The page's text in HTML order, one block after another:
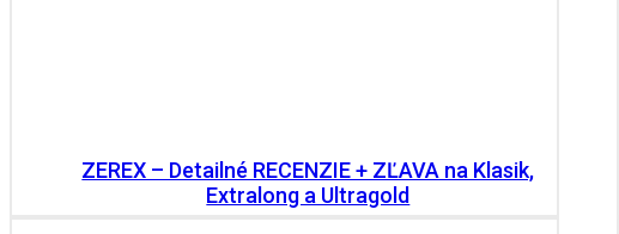
ZEREX – Detailné RECENZIE + ZĽAVA na Klasik,
Extralong a Ultragold